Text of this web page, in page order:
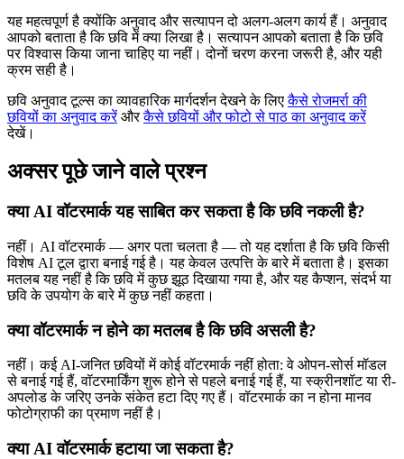
यह महत्वपूर्ण है क्योंकि अनुवाद और सत्यापन दो अलग-अलग कार्य हैं। अनुवाद
आपको बताता है कि छवि में क्या लिखा है। सत्यापन आपको बताता है कि छवि
पर विश्वास किया जाना चाहिए या नहीं। दोनों चरण करना जरूरी है, और यही
क्रम सही है।
छवि अनुवाद टूल्स का व्यावहारिक मार्गदर्शन देखने के लिएकैसे रोजमर्रा की
छवियों का अनुवाद करेंऔरकैसे छवियों और फोटो से पाठ का अनुवाद करें
देखें।
अक्सर पूछे जाने वाले प्रश्न
क्या AI वॉटरमार्क यह साबित कर सकता है कि छवि नकली है?
नहीं। AI वॉटरमार्क — अगर पता चलता है — तो यह दर्शाता है कि छवि किसी
विशेष AI टूल द्वारा बनाई गई है। यह केवल उत्पत्ति के बारे में बताता है। इसका
मतलब यह नहीं है कि छवि में कुछ झूठ दिखाया गया है, और यह कैप्शन, संदर्भ या
छवि के उपयोग के बारे में कुछ नहीं कहता।
क्या वॉटरमार्क न होने का मतलब है कि छवि असली है?
नहीं। कई AI-जनित छवियों में कोई वॉटरमार्क नहीं होता: वे ओपन-सोर्स मॉडल
से बनाई गई हैं, वॉटरमार्किंग शुरू होने से पहले बनाई गई हैं, या स्क्रीनशॉट या री-
अपलोड के जरिए उनके संकेत हटा दिए गए हैं। वॉटरमार्क का न होना मानव
फोटोग्राफी का प्रमाण नहीं है।
क्या AI वॉटरमार्क हटाया जा सकता है?